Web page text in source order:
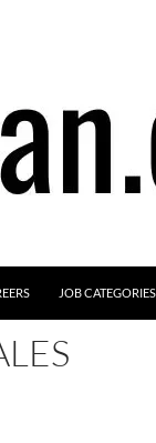
JOB CATEGORIES